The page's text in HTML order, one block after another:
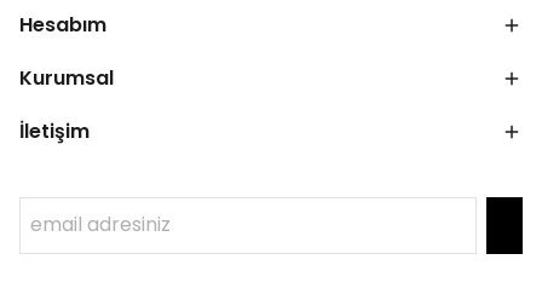
Hesabım
Kurumsal
İletişim